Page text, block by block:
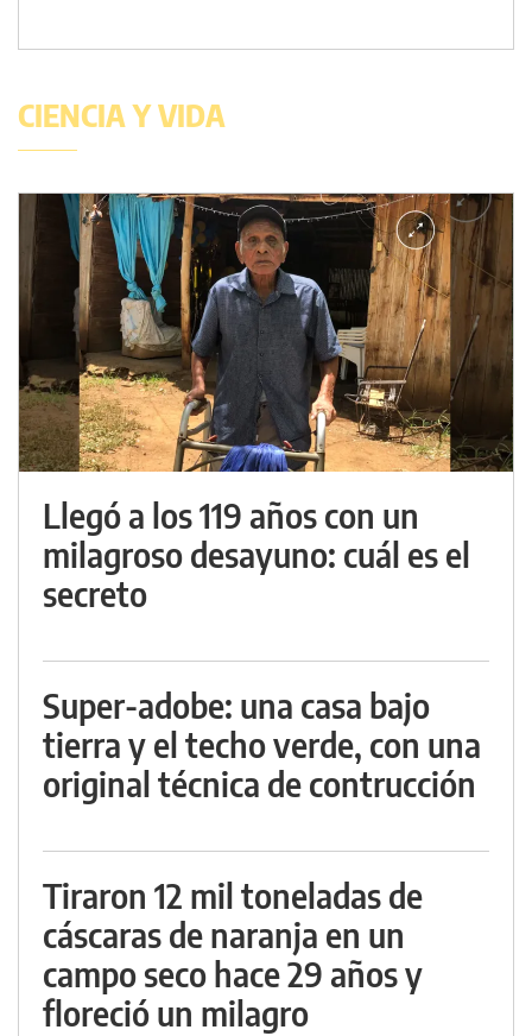
CIENCIA Y VIDA
Llegó a los 119 años con un
milagroso desayuno: cuál es el
secreto
Super-adobe: una casa bajo
tierra y el techo verde, con una
original técnica de contrucción
Tiraron 12 mil toneladas de
cáscaras de naranja en un
campo seco hace 29 años y
floreció un milagro